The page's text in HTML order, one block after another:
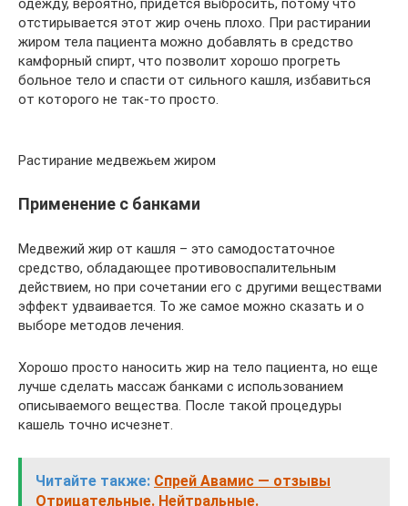
одежду, вероятно, придется выбросить, потому что
отстирывается этот жир очень плохо. При растирании
жиром тела пациента можно добавлять в средство
камфорный спирт, что позволит хорошо прогреть
больное тело и спасти от сильного кашля, избавиться
от которого не так-то просто.
Растирание медвежьем жиром
Применение с банками
Медвежий жир от кашля – это самодостаточное
средство, обладающее противовоспалительным
действием, но при сочетании его с другими веществами
эффект удваивается. То же самое можно сказать и о
выборе методов лечения.
Хорошо просто наносить жир на тело пациента, но еще
лучше сделать массаж банками с использованием
описываемого вещества. После такой процедуры
кашель точно исчезнет.
Читайте также: Спрей Авамис — отзывы
Отрицательные. Нейтральные.